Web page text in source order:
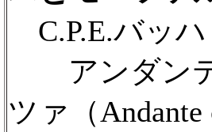
C.P.E.バッ
アンダンテ
ツァ（Andante